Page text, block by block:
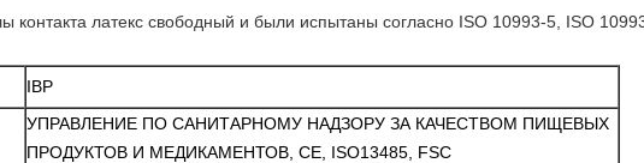
контакта латекс свободный и были испытаны согласно ISO 10993-5, ISO
IBP
УПРАВЛЕНИЕ ПО САНИТАРНОМУ НАДЗОРУ ЗА КАЧЕСТВОМ ПИЩЕВЫХ
ПРОДУКТОВ И МЕДИКАМЕНТОВ, CE, ISO13485, FSC